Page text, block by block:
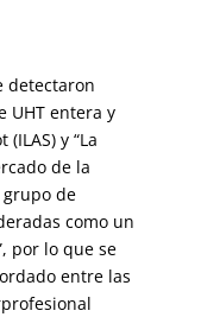
detectaron
UHT entera y
y “La
de la
grupo de
como un
por lo que se
entre las